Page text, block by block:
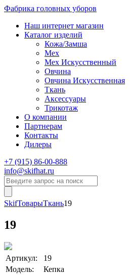
Фабрика головных уборов
Наш интернет магазин
Каталог изделий
Кожа/Замша
Мех
Мех Искусственный
Овчина
Овчина Искусственная
Ткань
Аксессуары
Трикотаж
О компании
Партнерам
Контакты
Дилеры
+7 (915) 86-00-888
info@skifhat.ru
SkifТоварыТкань19
19
Артикул:
19
Модель:
Кепка